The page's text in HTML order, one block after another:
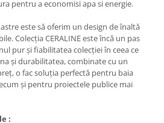
pentru a economisi apa si energie.
este să oferim un design de înaltă
Colecția CERALINE este încă un pas
pur și fiabilitatea colecției în ceea ce
și durabilitatea, combinate cu un
o fac soluția perfectă pentru baia
și pentru proiectele publice mai
: